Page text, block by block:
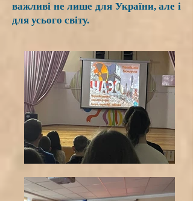
важливі не лише для України, але і
для усього світу.